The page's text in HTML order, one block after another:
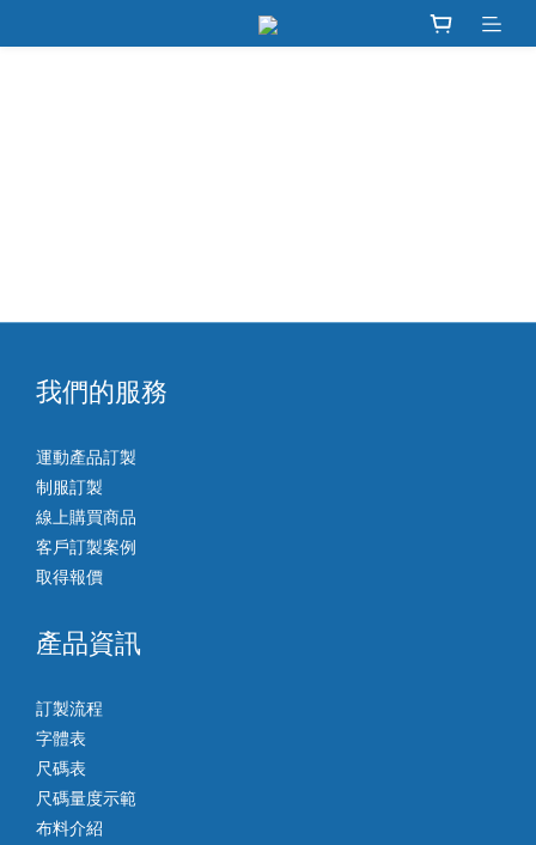
我們的服務
運動產品訂製
制服訂製
線上購買商品
客戶訂製案例
取得報價
產品資訊
訂製流程
字體表
尺碼表
尺碼量度示範
布料介紹